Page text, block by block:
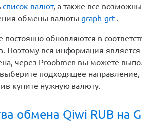
список валют, а также все
обмены валюты graph-grt .
постоянно обновляются в
Поэтому вся информация является
через Proobmen вы можете
подходящее
купите нужную валюту.
обмена Qiwi RUB на